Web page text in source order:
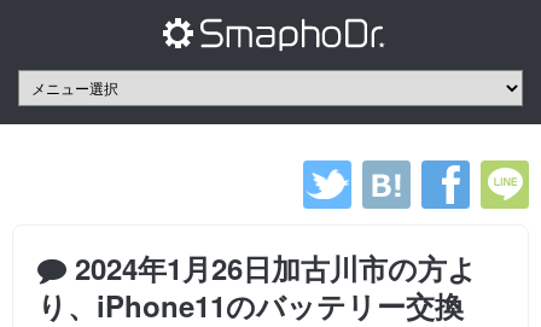
2024年1月26日加古川市の方よ
り、iPhone11のバッテリー交換